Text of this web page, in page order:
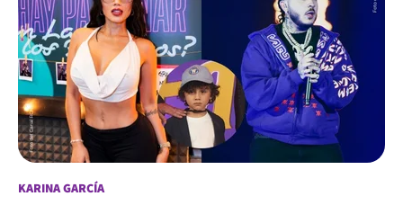
KARINA GARCÍA